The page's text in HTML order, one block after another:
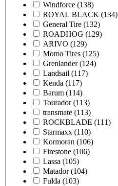
Windforce (138)
ROYAL BLACK (134)
General Tire (132)
ROADHOG (129)
ARIVO (129)
Momo Tires (125)
Grenlander (124)
Landsail (117)
Kenda (117)
Barum (114)
Tourador (113)
transmate (113)
ROCKBLADE (111)
Starmaxx (110)
Kormoran (106)
Firestone (106)
Lassa (105)
Matador (104)
Fulda (103)